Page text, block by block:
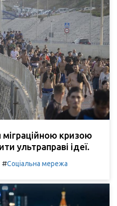
міграційною кризою
ультраправі ідеї.
#Соціальна мережа